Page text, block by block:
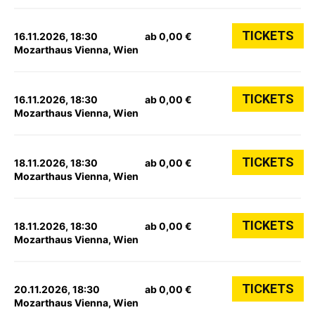
16.11.2026, 18:30
Mozarthaus Vienna, Wien
ab 0,00 € TICKETS
16.11.2026, 18:30
Mozarthaus Vienna, Wien
ab 0,00 € TICKETS
18.11.2026, 18:30
Mozarthaus Vienna, Wien
ab 0,00 € TICKETS
18.11.2026, 18:30
Mozarthaus Vienna, Wien
ab 0,00 € TICKETS
20.11.2026, 18:30
Mozarthaus Vienna, Wien
ab 0,00 € TICKETS